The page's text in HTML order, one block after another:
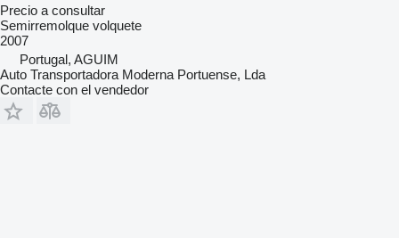
Precio a consultar
Semirremolque volquete
2007
Portugal, AGUIM
Auto Transportadora Moderna Portuense, Lda
Contacte con el vendedor